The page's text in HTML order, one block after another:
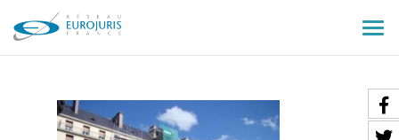
le